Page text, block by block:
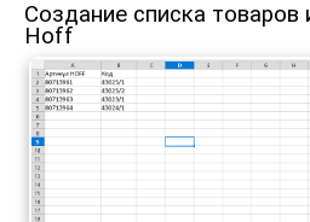
Создание списка товаров
Hoff